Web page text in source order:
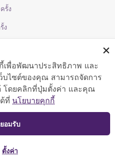
ครั้ง
ง
กองบริหารการคลัง
น้าจอ 1024x768 pixel
นผังเว็บไซต์
TOP
เพื่อพัฒนาประสิทธิภาพ และ
บไซต์ของคุณ สามารถจัดการ
โดยคลิกที่ปุ่มตั้งค่า และคุณ
ที่ นโยบายคุกกี้
ยอมรับ
ตั้งค่า